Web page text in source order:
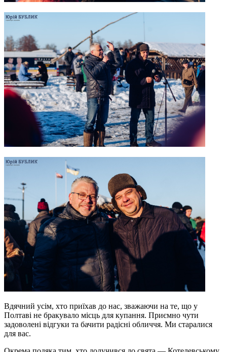
Вдячний усім, хто приїхав до нас, зважаючи на те, що у
Полтаві не бракувало місць для купання. Приємно чути
задоволені відгуки та бачити радісні обличчя. Ми старалися
для вас.